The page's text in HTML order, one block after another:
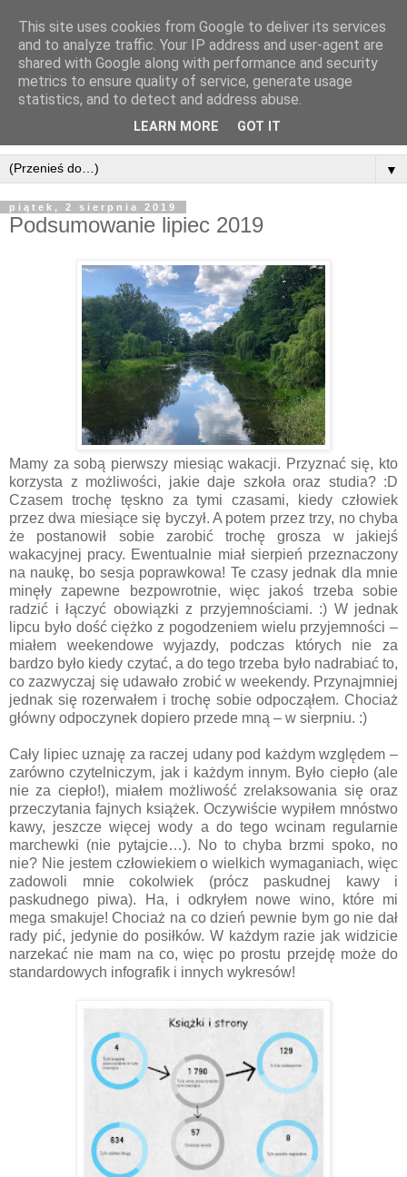
▼
piątek, 2 sierpnia 2019
Podsumowanie lipiec 2019
Mamy za sobą pierwszy miesiąc wakacji. Przyznać się, kto
korzysta z możliwości, jakie daje szkoła oraz studia? :D
Czasem trochę tęskno za tymi czasami, kiedy człowiek
przez dwa miesiące się byczył. A potem przez trzy, no chyba
że postanowił sobie zarobić trochę grosza w jakiejś
wakacyjnej pracy. Ewentualnie miał sierpień przeznaczony
na naukę, bo sesja poprawkowa! Te czasy jednak dla mnie
minęły zapewne bezpowrotnie, więc jakoś trzeba sobie
radzić i łączyć obowiązki z przyjemnościami. :) W jednak
lipcu było dość ciężko z pogodzeniem wielu przyjemności –
miałem weekendowe wyjazdy, podczas których nie za
bardzo było kiedy czytać, a do tego trzeba było nadrabiać to,
co zazwyczaj się udawało zrobić w weekendy. Przynajmniej
jednak się rozerwałem i trochę sobie odpocząłem. Chociaż
główny odpoczynek dopiero przede mną – w sierpniu. :)
Cały lipiec uznaję za raczej udany pod każdym względem –
zarówno czytelniczym, jak i każdym innym. Było ciepło (ale
nie za ciepło!), miałem możliwość zrelaksowania się oraz
przeczytania fajnych książek. Oczywiście wypiłem mnóstwo
kawy, jeszcze więcej wody a do tego wcinam regularnie
marchewki (nie pytajcie…). No to chyba brzmi spoko, no
nie? Nie jestem człowiekiem o wielkich wymaganiach, więc
zadowoli mnie cokolwiek (prócz paskudnej kawy i
paskudnego piwa). Ha, i odkryłem nowe wino, które mi
mega smakuje! Chociaż na co dzień pewnie bym go nie dał
rady pić, jedynie do posiłków. W każdym razie jak widzicie
narzekać nie mam na co, więc po prostu przejdę może do
standardowych infografik i innych wykresów!
This site uses cookies from Google to deliver its services
and to analyze traffic. Your IP address and user-agent are
shared with Google along with performance and security
metrics to ensure quality of service, generate usage
statistics, and to detect and address abuse.
LEARN MORE GOT IT